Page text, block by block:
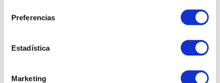
Preferencias
Estadística
Marketing